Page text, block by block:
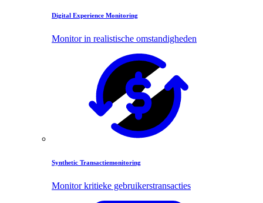
Digital Experience Monitoring
Monitor in realistische omstandigheden
Synthetic Transactiemonitoring
Monitor kritieke gebruikerstransacties